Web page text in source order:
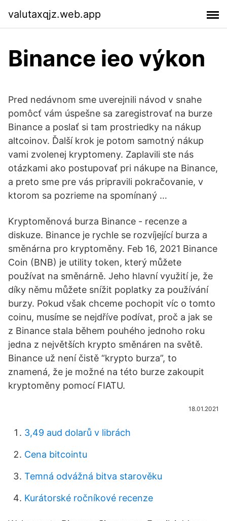
valutaxqjz.web.app
Binance ieo výkon
Pred nedávnom sme uverejnili návod v snahe
pomôcť vám úspešne sa zaregistrovať na burze
Binance a poslať si tam prostriedky na nákup
altcoinov. Ďalší krok je potom samotný nákup
vami zvolenej kryptomeny. Zaplavili ste nás
otázkami ako postupovať pri nákupe na Binance,
a preto sme pre vás pripravili pokračovanie, v
ktorom sa pozrieme na spomínaný …
Kryptoměnová burza Binance - recenze a
diskuze. Binance je rychle se rozvíjející burza a
směnárna pro kryptoměny. Feb 16, 2021 Binance
Coin (BNB) je utility token, který můžete
používat na směnárně. Jeho hlavní využití je, že
díky němu můžete snížit poplatky za používání
burzy. Pokud však chceme pochopit víc o tomto
coinu, musíme se nejdříve podívat, proč a jak se
z Binance stala během pouhého jednoho roku
jedna z největších krypto směnáren na světě.
Binance už není čistě “krypto burza”, to
znamená, že je možné na této burze zakoupit
kryptoměny pomocí FIATU.
18.01.2021
3,49 aud dolarů v librách
Cena bitcointu
Temná odvážná bitva starověku
Kurátorské ročníkové recenze